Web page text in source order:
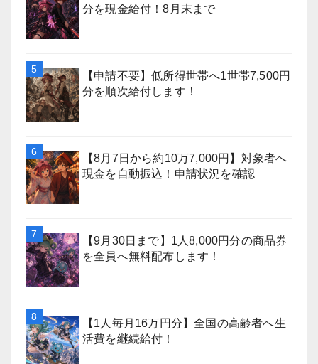
分を現金給付！8月末まで
【申請不要】低所得世帯へ1世帯7,500円
分を順次給付します！
【8月7日から約10万7,000円】対象者へ
現金を自動振込！申請状況を確認
【9月30日まで】1人8,000円分の商品券
を全員へ無料配布します！
【1人毎月16万円分】全国の高齢者へ生
活費を継続給付！